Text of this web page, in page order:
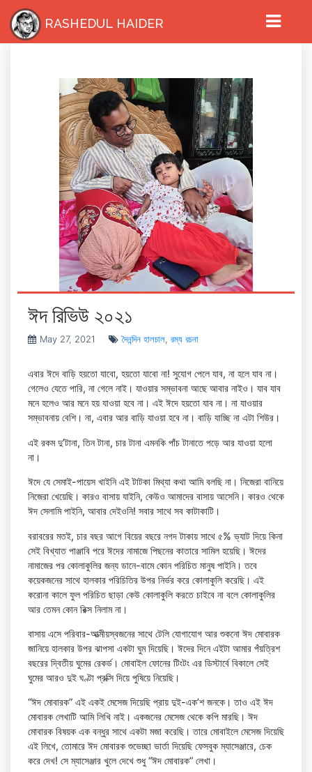
RASHEDUL HAIDER
HOME
ঈদ রিভিউ ২০২১
May 27, 2021 দৈনন্দিন হালচাল, রম্য রচনা
এবার ঈদে বাড়ি হয়তো যাবো, হয়তো যাবো না! সুযোগ পেলে যাব, না হলে যাব না।
গেলেও যেতে পারি, না গেলে নাই। যাওয়ার সম্ভাবনা আছে আবার নাইও। যাব যাব
মনে হলেও আর মনে হয় যাওয়া হবে না। এই ঈদে হয়তো যাব না। না যাওয়ার
সম্ভাবনায় বেশি। না, এবার আর বাড়ি যাওয়া হবে না। বাড়ি যাচ্ছি না এটা শিউর।
এই রকম দু’টানা, তিন টানা, চার টানা এমনকি পাঁচ টানাতে পড়ে আর যাওয়া হলো
না।
ঈদে যে সেমাই-পায়েস খাইনি এই টাটকা মিথ্যা কথা আমি বলছি না। নিজেরা বানিয়ে
নিজেরা খেয়েছি। কারও বাসায় যাইনি, কেউও আমাদের বাসায় আসেনি। কারও থেকে
ঈদ সেলামি পাইনি, আবার দেইওনি! সবার সাথে সব কাটাকাটি।
বরাবরের মতই, চার বছর আগে বিয়ের বছরে নগদ টাকায় সাথে ৫% ভ্যাট দিয়ে কিনা
সেই বিখ্যাত পাঞ্জাবি পরে ঈদের নামাজে পিছনের কাতারে সামিল হয়েছি। ঈদের
নামাজের পর কোলাকুলির জন্য ডানে-বামে কোন পরিচিত মানুষ পাইনি। তবে
কয়েকজনের সাথে হালকার পরিচিতির উপর নির্ভর করে কোলাকুলি করেছি। এই
করোনা কালে ফুল পরিচিত ছাড়া কেউ কোলাকুলি করতে চাইবে না বলে কোলাকুলির
আর তেমন কোন রিক্স নিলাম না।
বাসায় এসে পরিবার-আত্মীয়স্বজনের সাথে টেলি যোগাযোগ আর শুকনো ঈদ মোবারক
জানিয়ে হালকার উপর ঝাপসা একটা ঘুম দিয়েছি। ঈদের দিনে এইটা আমার পঁয়ত্রিশ
বছরের দ্বিতীয় ঘুমের রেকর্ড। মোবাইল ফোনের টিংটং এর ডিস্টার্বে বিকালে সেই
ঘুমের আরও দুই ঘণ্টা প্রক্সি দিয়ে পুষিয়ে নিয়েছি।
“ঈদ মোবারক” এই একই মেসেজ দিয়েছি প্রায় দুই-এক’শ জনকে। তাও এই ঈদ
মোবারক লেখাটি আমি লিখি নাই। একজনের মেসেজ থেকে কপি মারছি। ঈদ
মোবারক বিষয়ক এক বন্ধুর সাথে একটা মজা করেছি। তারে মোবাইলে মেসেজ দিয়েছি
এই লিখে, তোমারে ঈদ মোবারক শুভেচ্ছা ভার্তা দিয়েছি ফেসবুক ম্যাসেঞ্জারে, চেক
করে দেখ! সে ম্যাসেঞ্জার খুলে দেখে শুধু “ঈদ মোবারক” লেখা।